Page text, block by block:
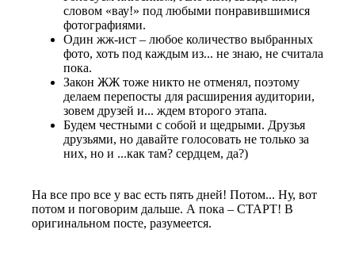
словом «вау!» под любыми понравившимися
фотографиями.
Один жж-ист – любое количество выбранных
фото, хоть под каждым из... не знаю, не считала
пока.
Закон ЖЖ тоже никто не отменял, поэтому
делаем перепосты для расширения аудитории,
зовем друзей и... ждем второго этапа.
Будем честными с собой и щедрыми. Друзья
друзьями, но давайте голосовать не только за
них, но и ...как там? сердцем, да?)
На все про все у вас есть пять дней! Потом... Ну, вот
потом и поговорим дальше. А пока – СТАРТ! В
оригинальном посте, разумеется.